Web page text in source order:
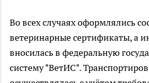
Во всех случаях оформлялись
ветеринарные сертификаты, а
вносилась в федеральную
систему "ВетИС".